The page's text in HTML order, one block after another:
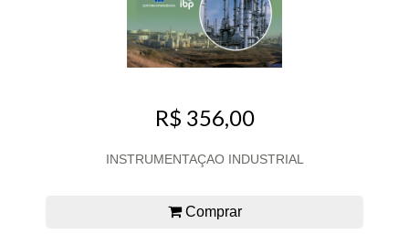
R$ 356,00
INSTRUMENTAÇAO INDUSTRIAL
Comprar